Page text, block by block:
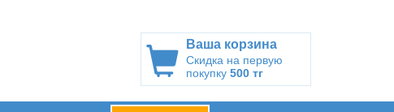
Ваша корзина
Скидка на первую
покупку 500 тг